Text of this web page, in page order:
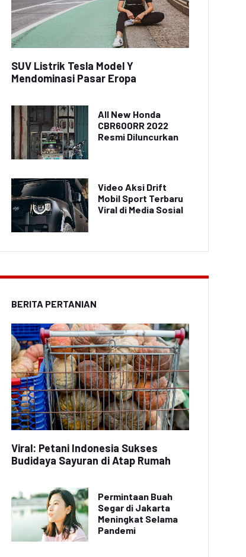
SUV Listrik Tesla Model Y
Mendominasi Pasar Eropa
All New Honda
CBR600RR 2022
Resmi Diluncurkan
Video Aksi Drift
Mobil Sport Terbaru
Viral di Media Sosial
BERITA PERTANIAN
Viral: Petani Indonesia Sukses
Budidaya Sayuran di Atap Rumah
Permintaan Buah
Segar di Jakarta
Meningkat Selama
Pandemi